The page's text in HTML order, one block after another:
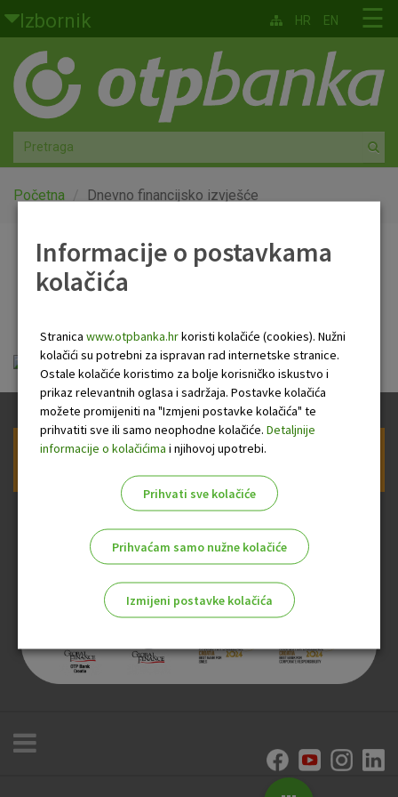
Skoči na glavni sadržaj
Izbornik
Građani
Privatno bankarstvo
Agro
Mala poduzeća i obrtnici
Globalna tržišta
O nama
☰
HR EN
Početna Dnevno financijsko izvješće
Dnevno financijsko
Dnevno financijsko izvješće.pdf
Prijava na newsletter OTP banke
Informacije o postavkama
kolačića
Stranica www.otpbanka.hrkoristi kolačiće (cookies). Nužni
kolačići su potrebni za ispravan rad internetske stranice.
Ostale kolačiće koristimo za bolje korisničko iskustvo i
prikaz relevantnih oglasa i sadržaja. Postavke kolačića
možete promijeniti na "Izmjeni postavke kolačića" te
prihvatiti sve ili samo neophodne kolačiće. Detaljnije
informacije o kolačićima i njihovoj upotrebi.
Prihvati sve kolačiće
Prihvaćam samo nužne kolačiće
Izmijeni postavke kolačića
Nužni kolačići